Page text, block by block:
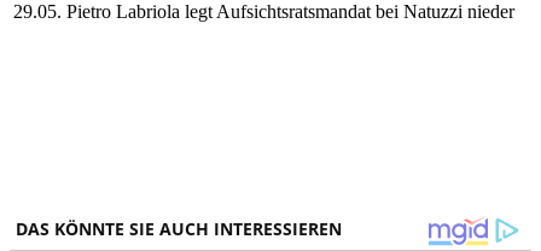
29.05. Pietro Labriola legt Aufsichtsratsmandat bei Natuzzi nieder